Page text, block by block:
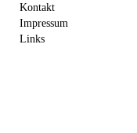
Kontakt
Impressum
Links